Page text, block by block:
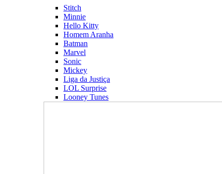
Stitch
Minnie
Hello Kitty
Homem Aranha
Batman
Marvel
Sonic
Mickey
Liga da Justiça
LOL Surprise
Looney Tunes